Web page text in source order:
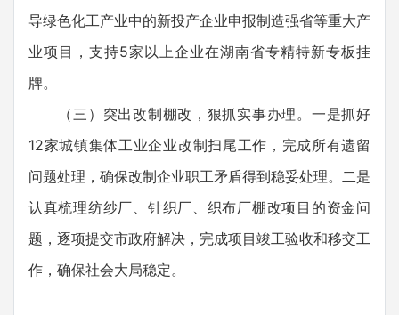
导绿色化工产业中的新投产企业申报制造强省等重大产
业项目，支持5家以上企业在湖南省专精特新专板挂
牌。
（三）突出改制棚改，狠抓实事办理。一是抓好
12家城镇集体工业企业改制扫尾工作，完成所有遗留
问题处理，确保改制企业职工矛盾得到稳妥处理。二是
认真梳理纺纱厂、针织厂、织布厂棚改项目的资金问
题，逐项提交市政府解决，完成项目竣工验收和移交工
作，确保社会大局稳定。